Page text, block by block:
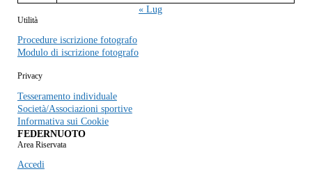
« Lug
Utilità
Procedure iscrizione fotografo
Modulo di iscrizione fotografo
Privacy
Tesseramento individuale
Società/Associazioni sportive
Informativa sui Cookie
FEDERNUOTO
Area Riservata
Accedi